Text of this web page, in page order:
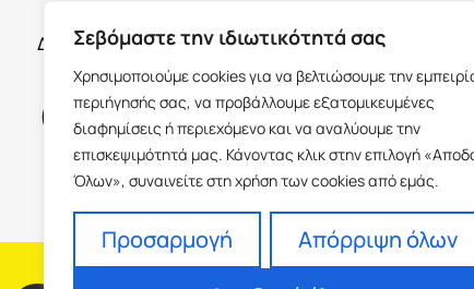
Σεβόμαστε την ιδιωτικότητά σας
Χρησιμοποιούμε cookies για να βελτιώσουμε την
περιήγησής σας, να προβάλλουμε εξατομικευμένες
διαφημίσεις ή περιεχόμενο και να αναλύουμε την
επισκεψιμότητά μας. Κάνοντας κλικ στην επιλογή
Όλων», συναινείτε στη χρήση των cookies από εμάς.
Προσαρμογή
Απόρριψη όλων
Δευτέρα με Παρασκευή 09:00-17:00
Ισόγειο
+30